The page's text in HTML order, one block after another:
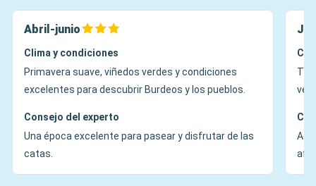
Abril-junio
Clima y condiciones
Primavera suave, viñedos verdes y condiciones
excelentes para descubrir Burdeos y los pueblos.
Consejo del experto
Una época excelente para pasear y disfrutar de las
catas.